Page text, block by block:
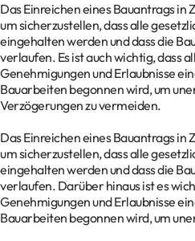
Das Einreichen eines Bauantrags
um sicherzustellen, dass alle
eingehalten werden und dass die
verlaufen. Es ist auch wichtig, dass
Genehmigungen und Erlaubnisse
Bauarbeiten begonnen wird, um
Verzögerungen zu vermeiden.
Das Einreichen eines Bauantrags
um sicherzustellen, dass alle
eingehalten werden und dass die
verlaufen. Darüber hinaus ist es
Genehmigungen und Erlaubnisse
Bauarbeiten begonnen wird, um